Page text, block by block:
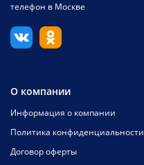
телефон в Москве
О компании
Информация о компании
Политика конфиденциальности
Договор оферты